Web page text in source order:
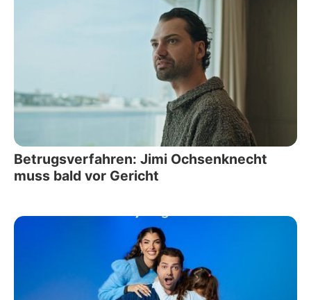
Betrugsverfahren: Jimi Ochsenknecht
muss bald vor Gericht